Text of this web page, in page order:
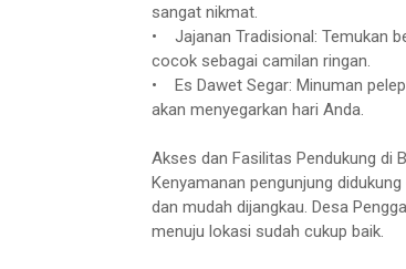
sangat nikmat.
• Jajanan Tradisional: Temukan
cocok sebagai camilan ringan.
• Es Dawet Segar: Minuman
akan menyegarkan hari Anda.
Akses dan Fasilitas Pendukung di
Kenyamanan pengunjung
dan mudah dijangkau. Desa
menuju lokasi sudah cukup baik.